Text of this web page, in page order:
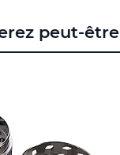
peut-être